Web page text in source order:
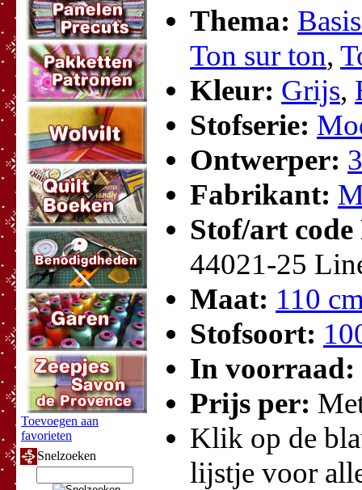
Toevoegen aan
favorieten
Snelzoeken
Thema:
Ton sur ton,
Kleur: Grijs,
Stofserie:
Ontwerper:
Fabrikant:
Stof/art
44021-25
Maat: 110
Stofsoort:
In voorraad:
Prijs per:
Klik op de
lijstje voor